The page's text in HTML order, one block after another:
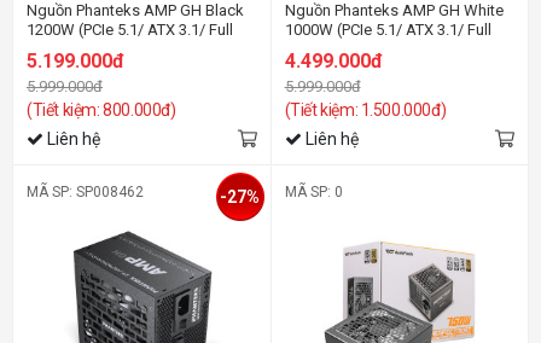
Nguồn Phanteks AMP GH Black
1200W (PCIe 5.1/ ATX 3.1/ Full
Modular/ 80 Plus Platinum)
5.199.000đ
5.999.000đ
(Tiết kiệm: 800.000đ)
Liên hệ
Nguồn Phanteks AMP GH White
1000W (PCIe 5.1/ ATX 3.1/ Full
Modular/ 80 Plus Platinum)
4.499.000đ
5.999.000đ
(Tiết kiệm: 1.500.000đ)
Liên hệ
MÃ SP: SP008462 -27% MÃ SP: 0